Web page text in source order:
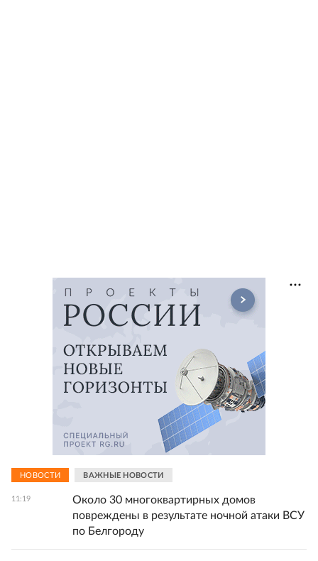
НОВОСТИ ВАЖНЫЕ НОВОСТИ
11:19
Около 30 многоквартирных домов
повреждены в результате ночной атаки ВСУ
по Белгороду